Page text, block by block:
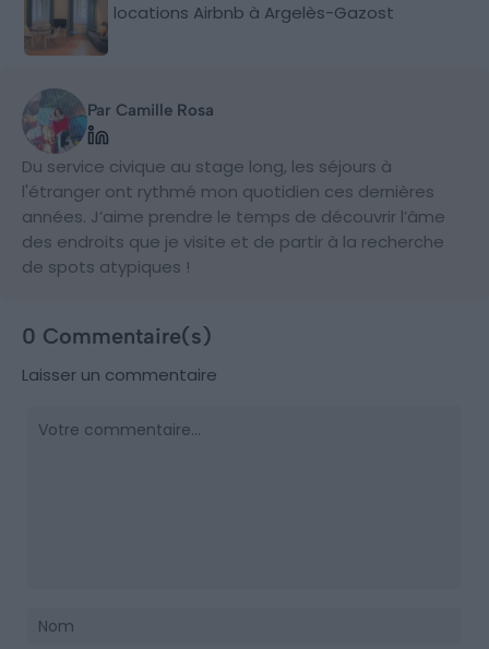
locations Airbnb à Argelès-Gazost
Par Camille Rosa
Du service civique au stage long, les séjours à
l'étranger ont rythmé mon quotidien ces dernières
années. J’aime prendre le temps de découvrir l’âme
des endroits que je visite et de partir à la recherche
de spots atypiques !
0 Commentaire(s)
Laisser un commentaire